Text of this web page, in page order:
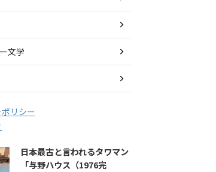
文学
リシー
日本最古と言われるタワマン
「与野ハウス（1976完